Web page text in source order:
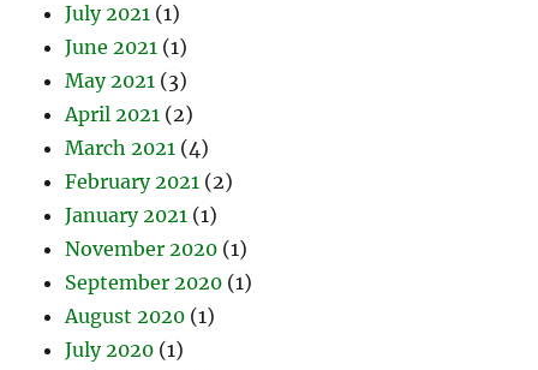
July 2021 (1)
June 2021 (1)
May 2021 (3)
April 2021 (2)
March 2021 (4)
February 2021 (2)
January 2021 (1)
November 2020 (1)
September 2020 (1)
August 2020 (1)
July 2020 (1)